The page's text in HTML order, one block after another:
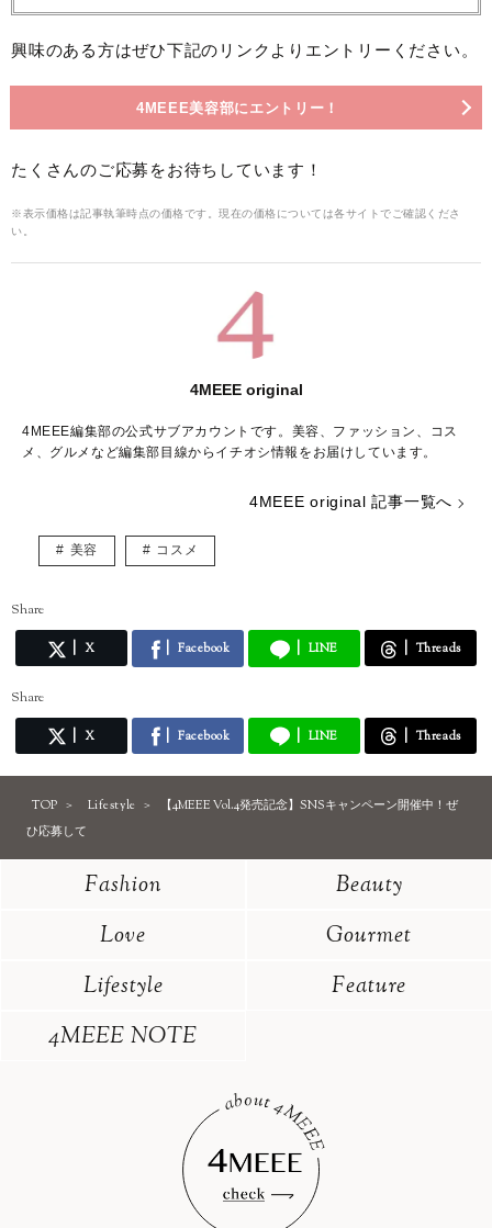
興味のある方はぜひ下記のリンクよりエントリーください。
4MEEE美容部にエントリー！
たくさんのご応募をお待ちしています！
※表示価格は記事執筆時点の価格です。現在の価格については各サイトでご確認くださ
い。
4MEEE original
4MEEE編集部の公式サブアカウントです。美容、ファッション、コス
メ、グルメなど編集部目線からイチオシ情報をお届けしています。
4MEEE original 記事一覧へ
美容 コスメ
Share
X Facebook LINE Threads
Share
X Facebook LINE Threads
TOP Lifestyle
【4MEEE Vol.4発売記念】SNSキャンペーン開催中！ぜ
ひ応募して
Fashion
Beauty
Love
Gourmet
Lifestyle
Feature
4MEEE NOTE